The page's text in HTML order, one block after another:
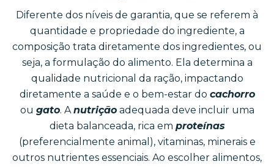
Diferente dos níveis de garantia, que se referem à
quantidade e propriedade do ingrediente, a
composição trata diretamente dos ingredientes, ou
seja, a formulação do alimento. Ela determina a
qualidade nutricional da ração, impactando
diretamente a saúde e o bem-estar do cachorro
ou gato. Anutriçãoadequada deve incluir uma
dieta balanceada, rica em proteínas
(preferencialmente animal), vitaminas, minerais e
outros nutrientes essenciais. Ao escolher alimentos,